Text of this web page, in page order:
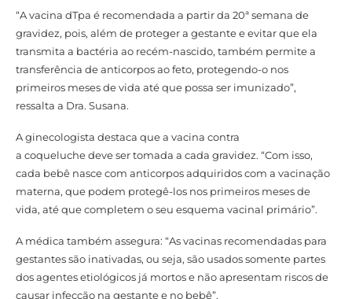
“A vacina dTpa é recomendada a partir da 20ª semana de
gravidez, pois, além de proteger a gestante e evitar que ela
transmita a bactéria ao recém-nascido, também permite a
transferência de anticorpos ao feto, protegendo-o nos
primeiros meses de vida até que possa ser imunizado”,
ressalta a Dra. Susana.
A ginecologista destaca que a vacina contra
a coqueluche deve ser tomada a cada gravidez. “Com isso,
cada bebê nasce com anticorpos adquiridos com a vacinação
materna, que podem protegê-los nos primeiros meses de
vida, até que completem o seu esquema vacinal primário”.
A médica também assegura: “As vacinas recomendadas para
gestantes são inativadas, ou seja, são usados somente partes
dos agentes etiológicos já mortos e não apresentam riscos de
causar infecção na gestante e no bebê”.